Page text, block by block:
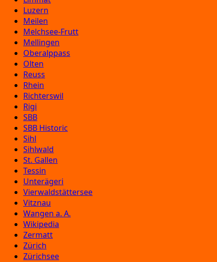
Luzern
Meilen
Melchsee-Frutt
Mellingen
Oberalppass
Olten
Reuss
Rhein
Richterswil
Rigi
SBB
SBB Historic
Sihl
Sihlwald
St. Gallen
Tessin
Unterägeri
Vierwaldstättersee
Vitznau
Wangen a. A.
Wikipedia
Zermatt
Zürich
Zürichsee